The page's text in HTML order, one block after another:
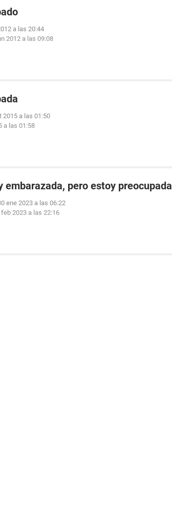
a las 20:44
2012 a las 09:08
2015 a las 01:50
a las 01:58
embarazada, pero estoy preocupada
ene 2023 a las 06:22
feb 2023 a las 22:16